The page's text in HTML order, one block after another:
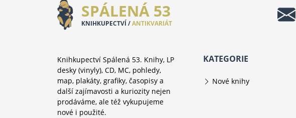
SPÁLENÁ 53
KNIHKUPECTVÍ /ANTIKVARIÁT
Knihkupectví Spálená 53. Knihy, LP
desky (vinyly), CD, MC, pohledy,
map, plakáty, grafiky, časopisy a
další zajímavosti a kuriozity nejen
prodáváme, ale též vykupujeme
nové i použité.
KATEGORIE
Nové knihy